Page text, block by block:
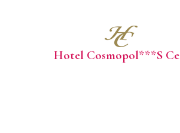
Hotel Cosmopol***S